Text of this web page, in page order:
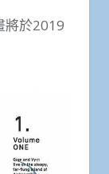
將於2019